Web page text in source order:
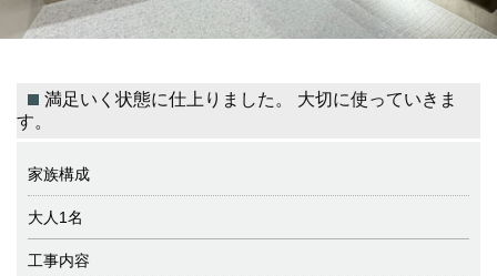
満足いく状態に仕上りました。 大切に使っていきま
す。
家族構成
大人1名
工事内容